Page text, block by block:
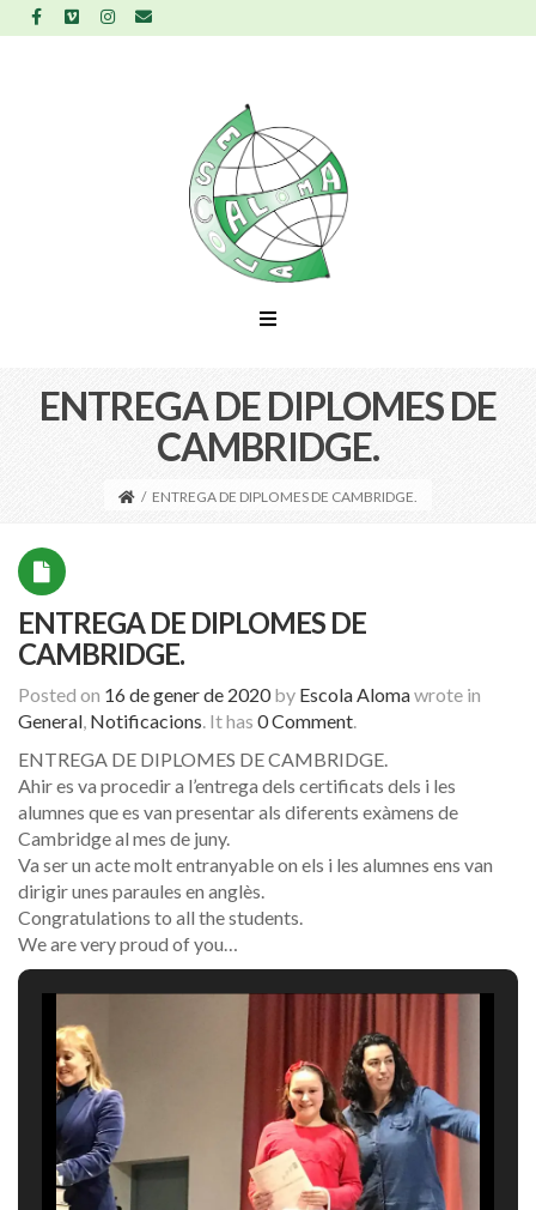
ENTREGA DE DIPLOMES DE
CAMBRIDGE.
/ ENTREGA DE DIPLOMES DE CAMBRIDGE.
ENTREGA DE DIPLOMES DE
CAMBRIDGE.
Posted on 16 de gener de 2020 by Escola Alomawrote in
General, Notificacions. It has 0 Comment.
ENTREGA DE DIPLOMES DE CAMBRIDGE.
Ahir es va procedir a l’entrega dels certificats dels i les
alumnes que es van presentar als diferents exàmens de
Cambridge al mes de juny.
Va ser un acte molt entranyable on els i les alumnes ens van
dirigir unes paraules en anglès.
Congratulations to all the students.
We are very proud of you…